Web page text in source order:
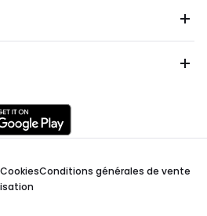
CookiesConditions générales de vente